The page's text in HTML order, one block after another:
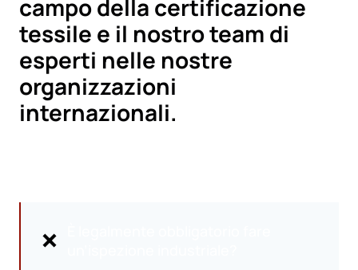
campo della certificazione
tessile e il nostro team di
esperti nelle nostre
organizzazioni
internazionali.